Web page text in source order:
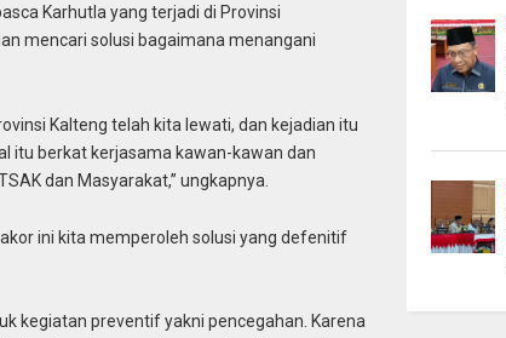
Karhutla yang terjadi di Provinsi
mencari solusi bagaimana menangani
Kalteng telah kita lewati, dan kejadian itu
itu berkat kerjasama kawan-kawan dan
dan Masyarakat,” ungkapnya.
ini kita memperoleh solusi yang defenitif
kegiatan preventif yakni pencegahan. Karena